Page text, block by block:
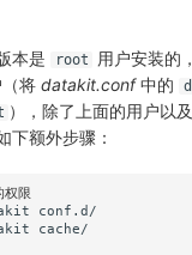
本是
root
用户安装的
将 datakit.conf中的
），除了上面的用户以
下额外步骤：
权限